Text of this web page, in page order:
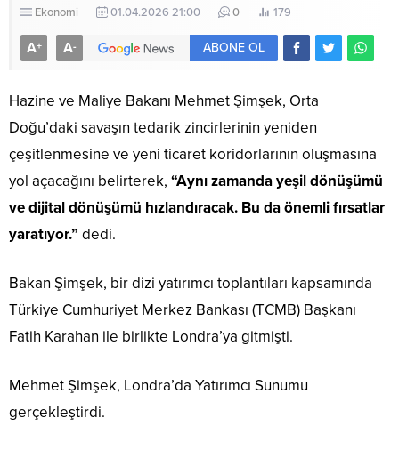
Ekonomi 01.04.2026 21:00 0 179
A+ A- ABONE OL
Hazine ve Maliye Bakanı Mehmet Şimşek, Orta
Doğu’daki savaşın tedarik zincirlerinin yeniden
çeşitlenmesine ve yeni ticaret koridorlarının oluşmasına
yol açacağını belirterek, “Aynı zamanda yeşil dönüşümü
ve dijital dönüşümü hızlandıracak. Bu da önemli fırsatlar
yaratıyor.” dedi.
Bakan Şimşek, bir dizi yatırımcı toplantıları kapsamında
Türkiye Cumhuriyet Merkez Bankası (TCMB) Başkanı
Fatih Karahan ile birlikte Londra’ya gitmişti.
Mehmet Şimşek, Londra’da Yatırımcı Sunumu
gerçekleştirdi.